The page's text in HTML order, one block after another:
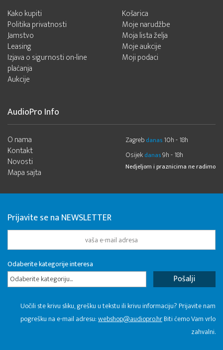
Kako kupiti
Politika privatnosti
Jamstvo
Leasing
Izjava o sigurnosti on-line
plaćanja
Aukcije
Košarica
Moje narudžbe
Moja lista želja
Moje aukcije
Moji podaci
AudioPro Info
O nama
Kontakt
Novosti
Mapa sajta
Zagreb danas 10h - 18h
Osijek danas9h - 18h
Nedjeljom i praznicima ne radimo
Prijavite se na NEWSLETTER
Odaberite kategorije interesa
Odaberite kategoriju...
Uočili ste krivu sliku, grešku u tekstu ili krivu informaciju? Prijavite nam
pogrešku na e-mail adresu:webshop@audiopro.hrBiti ćemo Vam vrlo
zahvalni.